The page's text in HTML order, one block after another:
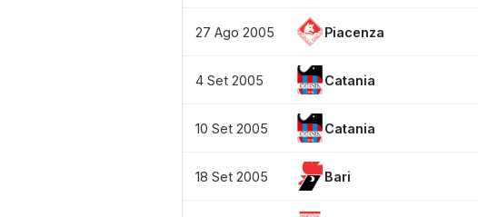
27 Ago 2005 Piacenza
4 Set 2005 Catania
10 Set 2005 Catania
18 Set 2005 Bari